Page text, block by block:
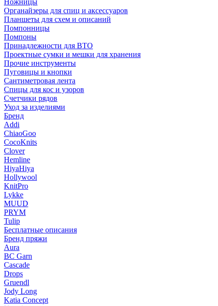
Ножницы
Органайзеры для спиц и аксессуаров
Планшеты для схем и описаний
Помпонницы
Помпоны
Принадлежности для ВТО
Проектные сумки и мешки для хранения
Прочие инструменты
Пуговицы и кнопки
Сантиметровая лента
Спицы для кос и узоров
Счетчики рядов
Уход за изделиями
Бренд
Addi
ChiaoGoo
CocoKnits
Clover
Hemline
HiyaHiya
Hollywool
KnitPro
Lykke
MUUD
PRYM
Tulip
Бесплатные описания
Бренд пряжи
Aura
BC Garn
Cascade
Drops
Gruendl
Jody Long
Katia Concept